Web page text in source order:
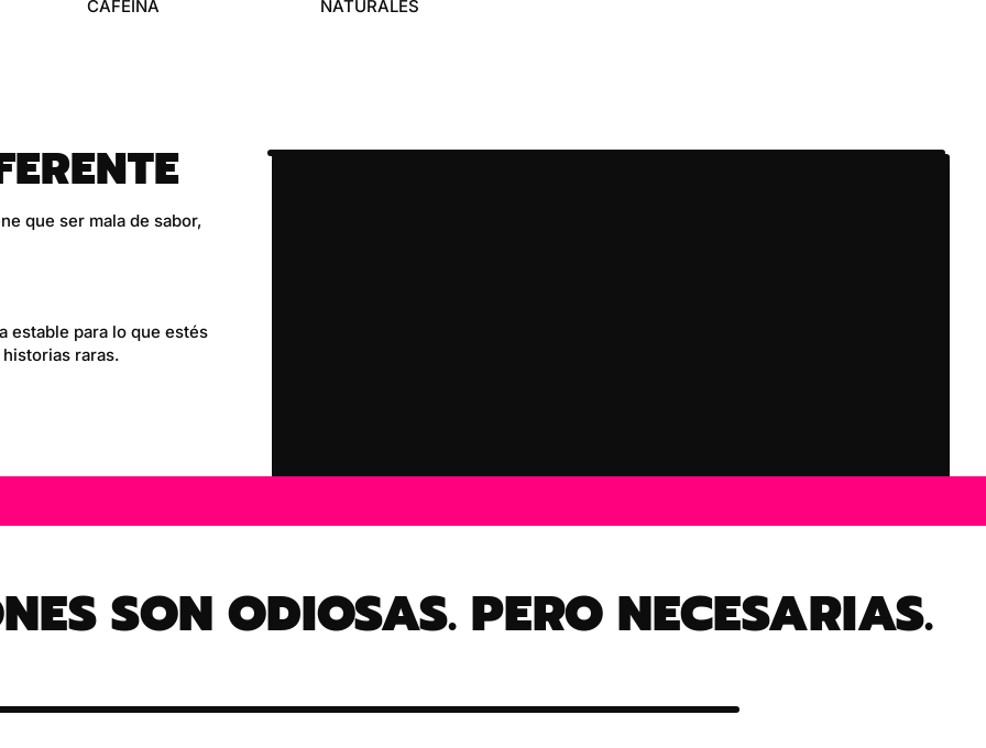
CAFEÍNA
NATURALES
que ser mala de sabor,
estable para lo que estés
raras.
SON ODIOSAS. PERO NECESARIAS.